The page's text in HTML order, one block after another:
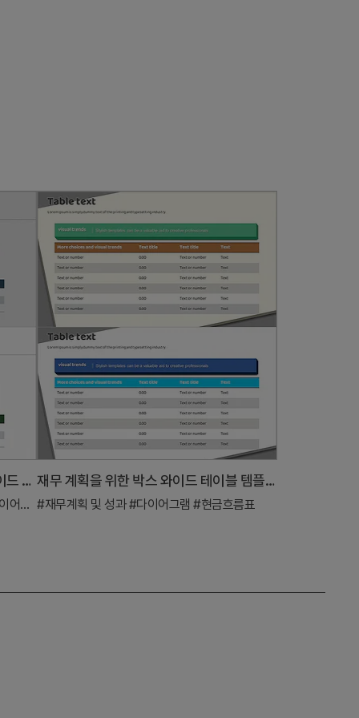
스퀘어 프레임 인포그래픽 요소 슬라이드 – 사업비전과 재무계획의 완벽한 결합
그램
재무 계획을 위한 박스 와이드 테이블 템플릿
#재무계획 및 성과#다이어그램 #현금흐름표